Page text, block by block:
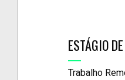
ESTÁGIO
Trabalho